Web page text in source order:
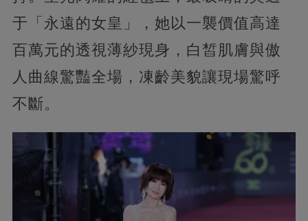
于「永遠的女皇」，她以一襲價值高達
百萬元的透視薄紗現身，白皙肌膚與傲
人曲線驚豔全場，凍齡美貌讓現場驚呼
不斷。